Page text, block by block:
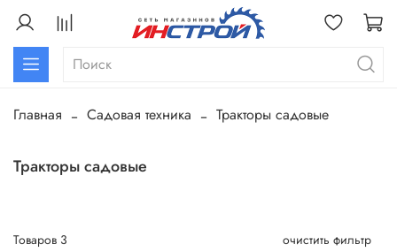
Главная Садовая техника Тракторы садовые
Тракторы садовые
Товаров 3 очистить фильтр